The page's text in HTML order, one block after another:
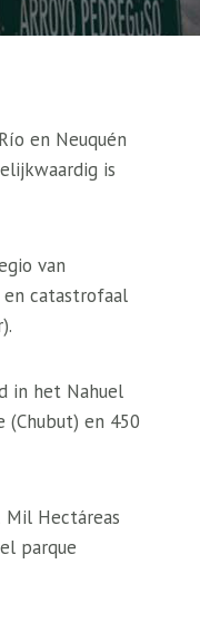
en Neuquén
is
van
catastrofaal
in het Nahuel
(Chubut) en 450
Mil Hectáreas
parque